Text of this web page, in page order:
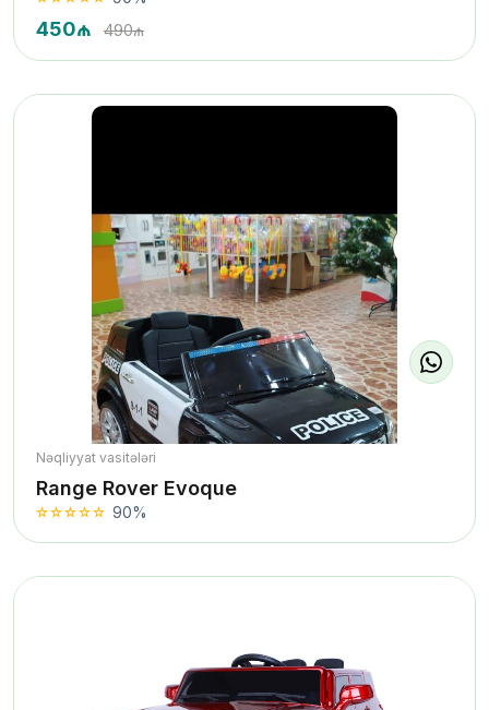
450₼ 490₼
Nəqliyyat vasitələri
Range Rover Evoque
90%